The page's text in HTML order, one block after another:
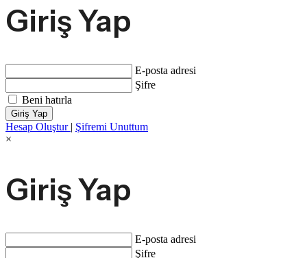
Giriş Yap
E-posta adresi
Şifre
Beni hatırla
Giriş Yap
Hesap Oluştur | Şifremi Unuttum
×
Giriş Yap
E-posta adresi
Şifre